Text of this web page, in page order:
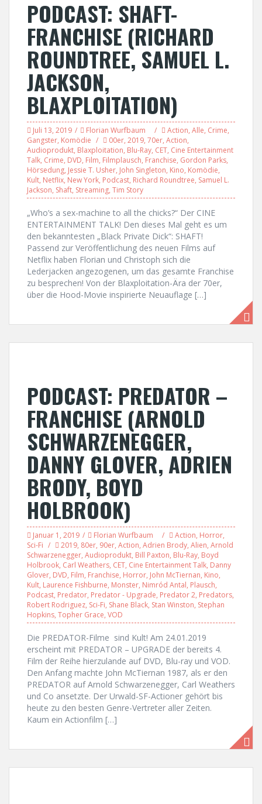
PODCAST: SHAFT-
FRANCHISE (RICHARD
ROUNDTREE, SAMUEL L.
JACKSON,
BLAXPLOITATION)
Juli 13, 2019 Florian Wurfbaum Action, Alle, Crime,
Gangster, Komödie 00er, 2019, 70er, Action,
Audioprodukt, Blaxploitation, Blu-Ray, CET, Cine Entertainment
Talk, Crime, DVD, Film, Filmplausch, Franchise, Gordon Parks,
Hörsedung, Jessie T. Usher, John Singleton, Kino, Komödie,
Kult, Netflix, New York, Podcast, Richard Roundtree, Samuel L.
Jackson, Shaft, Streaming, Tim Story
„Who’s a sex-machine to all the chicks?“ Der CINE
ENTERTAINMENT TALK! Den dieses Mal geht es um
den bekanntesten „Black Private Dick“: SHAFT!
Passend zur Veröffentlichung des neuen Films auf
Netflix haben Florian und Christoph sich die
Lederjacken angezogenen, um das gesamte Franchise
zu besprechen! Von der Blaxploitation-Ära der 70er,
über die Hood-Movie inspirierte Neuauflage […]
PODCAST: PREDATOR –
FRANCHISE (ARNOLD
SCHWARZENEGGER,
DANNY GLOVER, ADRIEN
BRODY, BOYD
HOLBROOK)
Januar 1, 2019 Florian Wurfbaum Action, Horror,
Sci-Fi
2019, 80er, 90er, Action, Adrien Brody, Alien, Arnold
Schwarzenegger, Audioprodukt, Bill Paxton, Blu-Ray, Boyd
Holbrook, Carl Weathers, CET, Cine Entertainment Talk, Danny
Glover, DVD, Film, Franchise, Horror, John McTiernan, Kino,
Kult, Laurence Fishburne, Monster, Nimród Antal, Plausch,
Podcast, Predator, Predator - Upgrade, Predator 2, Predators,
Robert Rodriguez, Sci-Fi, Shane Black, Stan Winston, Stephan
Hopkins, Topher Grace, VOD
Die PREDATOR-Filme sind Kult! Am 24.01.2019
erscheint mit PREDATOR – UPGRADE der bereits 4.
Film der Reihe hierzulande auf DVD, Blu-ray und VOD.
Den Anfang machte John McTiernan 1987, als er den
PREDATOR auf Arnold Schwarzenegger, Carl Weathers
und Co ansetzte. Der Urwald-SF-Actioner gehört bis
heute zu den besten Genre-Vertreter aller Zeiten.
Kaum ein Actionfilm […]